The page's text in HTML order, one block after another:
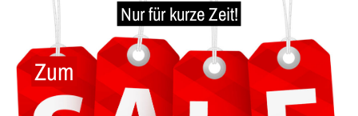
Nur für kurze Zeit!
Zum